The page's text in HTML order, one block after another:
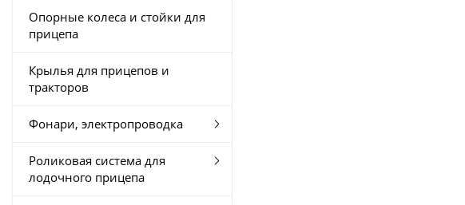
Опорные колеса и стойки для
прицепа
Крылья для прицепов и
тракторов
Фонари, электропроводка
Роликовая система для
лодочного прицепа